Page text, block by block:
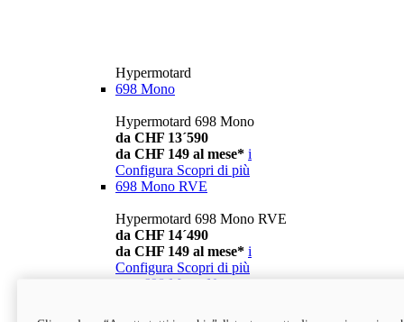
Hypermotard
698 Mono
Hypermotard 698 Mono
da CHF 13´590
da CHF 149 al mese* i
Configura Scopri di più
698 Mono RVE
Hypermotard 698 Mono RVE
da CHF 14´490
da CHF 149 al mese* i
Configura Scopri di più
698 Mono Nera
Hypermotard 698 Mono Nera